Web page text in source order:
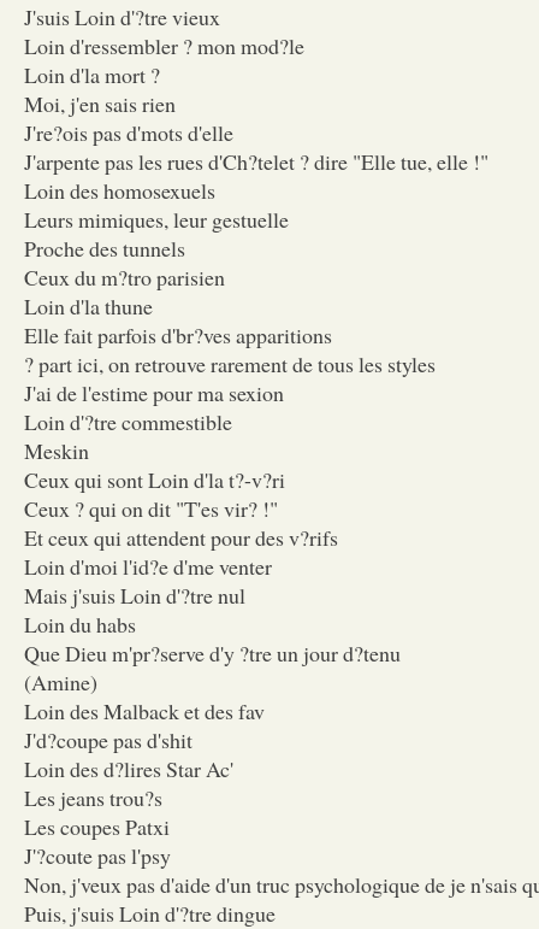
J'suis Loin d'?tre vieux
Loin d'ressembler ? mon mod?le
Loin d'la mort ?
Moi, j'en sais rien
J're?ois pas d'mots d'elle
J'arpente pas les rues d'Ch?telet ? dire "Elle tue, elle !"
Loin des homosexuels
Leurs mimiques, leur gestuelle
Proche des tunnels
Ceux du m?tro parisien
Loin d'la thune
Elle fait parfois d'br?ves apparitions
? part ici, on retrouve rarement de tous les styles
J'ai de l'estime pour ma sexion
Loin d'?tre commestible
Meskin
Ceux qui sont Loin d'la t?-v?ri
Ceux ? qui on dit "T'es vir? !"
Et ceux qui attendent pour des v?rifs
Loin d'moi l'id?e d'me venter
Mais j'suis Loin d'?tre nul
Loin du habs
Que Dieu m'pr?serve d'y ?tre un jour d?tenu
(Amine)
Loin des Malback et des fav
J'd?coupe pas d'shit
Loin des d?lires Star Ac'
Les jeans trou?s
Les coupes Patxi
J'?coute pas l'psy
Non, j'veux pas d'aide d'un truc psychologique de je n'sais
Puis, j'suis Loin d'?tre dingue